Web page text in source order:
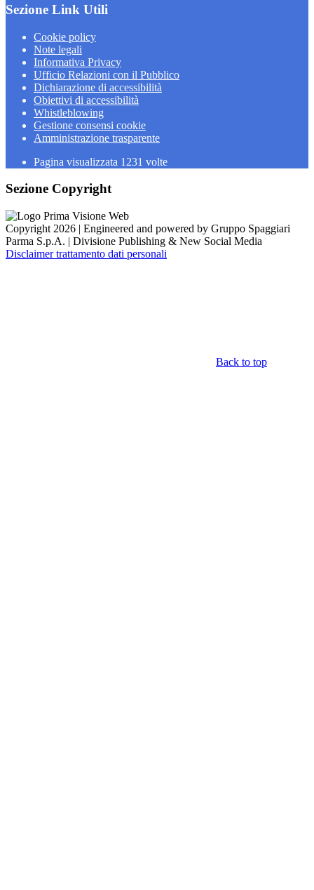
Sezione Link Utili
Cookie policy
Note legali
Informativa Privacy
Ufficio Relazioni con il Pubblico
Dichiarazione di accessibilità
Obiettivi di accessibilità
Whistleblowing
Gestione consensi cookie
Amministrazione trasparente
Pagina visualizzata 1231 volte
Sezione Copyright
Copyright 2026 | Engineered and powered by Gruppo Spaggiari
Parma S.p.A. | Divisione Publishing & New Social Media
Disclaimer trattamento dati personali
Back to top